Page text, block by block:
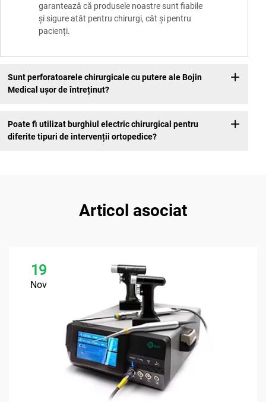
garantează că produsele noastre sunt fiabile
și sigure atât pentru chirurgi, cât și pentru
pacienți.
Sunt perforatoarele chirurgicale cu putere ale Bojin
Medical ușor de întreținut?
Poate fi utilizat burghiul electric chirurgical pentru
diferite tipuri de intervenții ortopedice?
Articol asociat
19
Nov